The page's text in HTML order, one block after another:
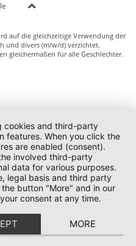
auf die gleichzeitige Verwendung der
und divers (m/w/d) verzichtet.
gleichermaßen für alle Geschlechter.
cookies and third-party
features. When you click the
are enabled (consent).
involved third-party
data for various purposes.
legal basis and third party
button "More" and in our
consent at any time.
MORE